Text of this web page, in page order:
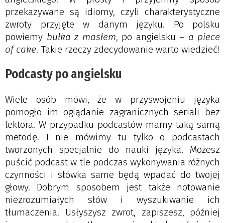
przekazywane są idiomy, czyli charakterystyczne
zwroty przyjęte w danym języku. Po polsku
powiemy bułka z masłem, po angielsku – a piece
of cake. Takie rzeczy zdecydowanie warto wiedzieć!
Podcasty po angielsku
Wiele osób mówi, że w przyswojeniu języka
pomogło im oglądanie zagranicznych seriali bez
lektora. W przypadku podcastów mamy taką samą
metodę. I nie mówimy tu tylko o podcastach
tworzonych specjalnie do nauki języka. Możesz
puścić podcast w tle podczas wykonywania różnych
czynności i słówka same będą wpadać do twojej
głowy. Dobrym sposobem jest także notowanie
niezrozumiałych słów i wyszukiwanie ich
tłumaczenia. Usłyszysz zwrot, zapiszesz, później